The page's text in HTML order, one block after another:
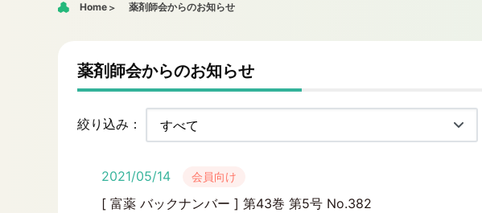
Home 薬剤師会からのお知らせ
薬剤師会からのお知らせ
絞り込み：
2021/05/14 会員向け
[ 富薬 バックナンバー ] 第43巻 第5号 No.382